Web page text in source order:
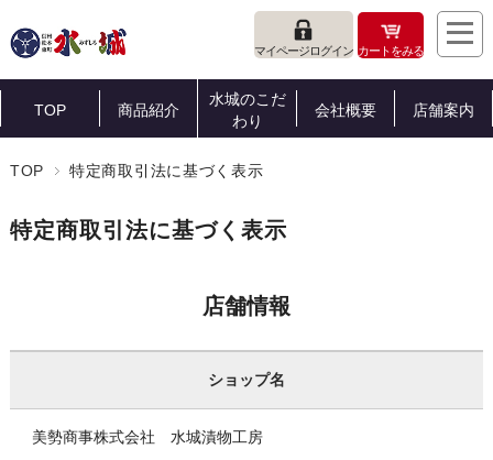
マイページログイン カートをみる
TOP 商品紹介
水城のこだ
わり
会社概要 店舗案内
TOP 特定商取引法に基づく表示
特定商取引法に基づく表示
店舗情報
ショップ名
美勢商事株式会社 水城漬物工房